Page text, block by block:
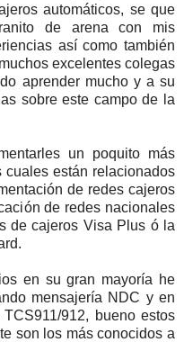
automáticos, se que
de arena con mis
así como también
excelentes colegas
aprender mucho y a su
sobre este campo de la
un poquito más
cuales están relacionados
de redes cajeros
de redes nacionales
de cajeros Visa Plus ó la
en su gran mayoría he
mensajería NDC y en
912, bueno estos
son los más conocidos a